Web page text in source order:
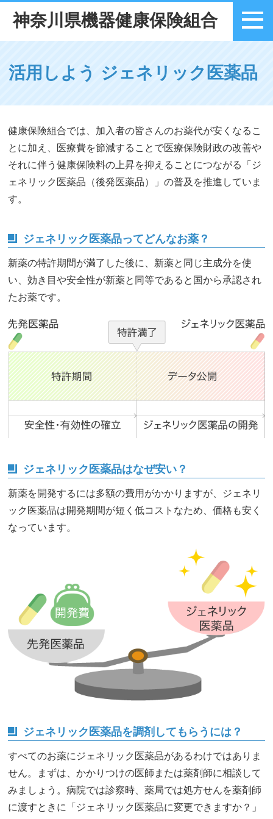
神奈川県機器健康保険組合
活用しよう ジェネリック医薬品
健康保険組合では、加入者の皆さんのお薬代が安くなるこ
とに加え、医療費を節減することで医療保険財政の改善や
それに伴う健康保険料の上昇を抑えることにつながる「ジ
ェネリック医薬品（後発医薬品）」の普及を推進していま
す。
ジェネリック医薬品ってどんなお薬？
新薬の特許期間が満了した後に、新薬と同じ主成分を使
い、効き目や安全性が新薬と同等であると国から承認され
たお薬です。
ジェネリック医薬品はなぜ安い？
新薬を開発するには多額の費用がかかりますが、ジェネリ
ック医薬品は開発期間が短く低コストなため、価格も安く
なっています。
ジェネリック医薬品を調剤してもらうには？
すべてのお薬にジェネリック医薬品があるわけではありま
せん。まずは、かかりつけの医師または薬剤師に相談して
みましょう。病院では診察時、薬局では処方せんを薬剤師
に渡すときに「ジェネリック医薬品に変更できますか？」